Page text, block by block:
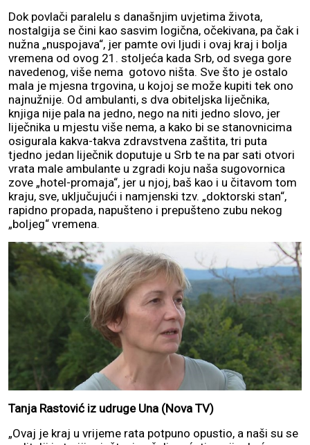
Dok povlači paralelu s današnjim uvjetima života,
nostalgija se čini kao sasvim logična, očekivana, pa čak i
nužna „nuspojava“, jer pamte ovi ljudi i ovaj kraj i bolja
vremena od ovog 21. stoljeća kada Srb, od svega gore
navedenog, više nema gotovo ništa. Sve što je ostalo
mala je mjesna trgovina, u kojoj se može kupiti tek ono
najnužnije. Od ambulanti, s dva obiteljska liječnika,
knjiga nije pala na jedno, nego na niti jedno slovo, jer
liječnika u mjestu više nema, a kako bi se stanovnicima
osigurala kakva-takva zdravstvena zaštita, tri puta
tjedno jedan liječnik doputuje u Srb te na par sati otvori
vrata male ambulante u zgradi koju naša sugovornica
zove „hotel-promaja“, jer u njoj, baš kao i u čitavom tom
kraju, sve, uključujući i namjenski tzv. „doktorski stan“,
rapidno propada, napušteno i prepušteno zubu nekog
„boljeg“ vremena.
Tanja Rastović iz udruge Una (Nova TV)
„Ovaj je kraj u vrijeme rata potpuno opustio, a naši su se